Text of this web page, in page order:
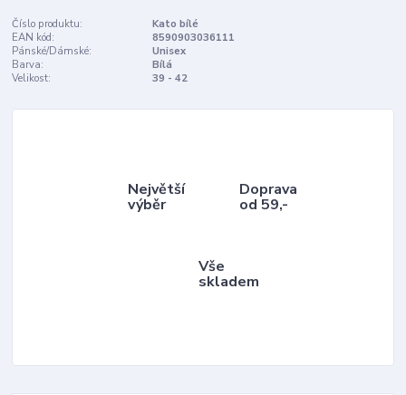
Číslo produktu:
Kato bílé
EAN kód:
8590903036111
Pánské/Dámské:
Unisex
Barva:
Bílá
Velikost:
39 - 42
Největší
výběr
Doprava
od 59,-
Vše
skladem